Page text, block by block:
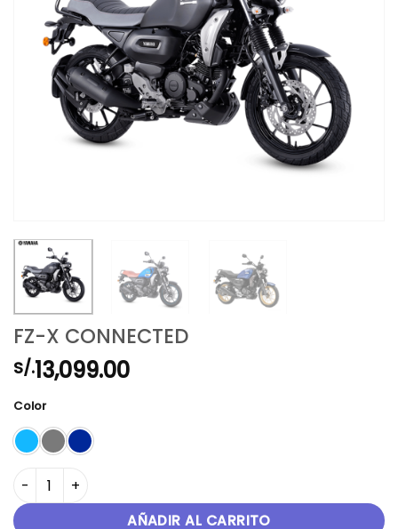
FZ-X CONNECTED
S/.13,099.00
Color
FZ-X CONNECTED cantidad
AÑADIR AL CARRITO